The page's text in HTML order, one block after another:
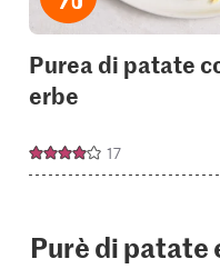
Purea di patate
erbe
17
Purè di patate